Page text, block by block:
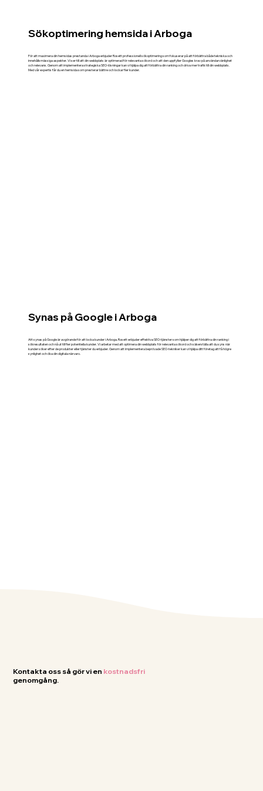
För att maximera din hemsidas prestanda i Arboga erbjuder Rosett professionell sökoptimering som fokuserar på att förbättra både tekniska och
innehållsmässiga aspekter. Vi ser till att din webbplats är optimerad för relevanta sökord och att den uppfyller Googles krav på användarvänlighet
och relevans. Genom att implementera strategiska SEO-lösningar kan vi hjälpa dig att förbättra din ranking och driva mer trafik till din webbplats.
Med vår expertis får du en hemsida som presterar bättre och lockar fler kunder.
Sökoptimering hemsida i Arboga
Synas på Google i Arboga
Att synas på Google är avgörande för att locka kunder i Arboga. Rosett erbjuder effektiva SEO-tjänster som hjälper dig att förbättra din ranking i
sökresultaten och nå ut till fler potentiella kunder. Vi arbetar med att optimera din webbplats för relevanta sökord och säkerställa att du syns när
kunder söker efter de produkter eller tjänster du erbjuder. Genom att implementera beprövade SEO-tekniker kan vi hjälpa ditt företag att få högre
synlighet och öka din digitala närvaro.
Kontakta oss så gör vi en kostnadsfri
genomgång.